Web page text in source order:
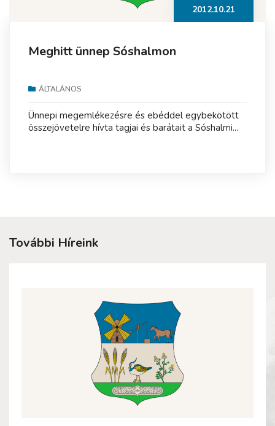
2012.10.21
Meghitt ünnep Sóshalmon
ÁLTALÁNOS
Ünnepi megemlékezésre és ebéddel egybekötött
összejövetelre hívta tagjai és barátait a Sóshalmi...
További Híreink